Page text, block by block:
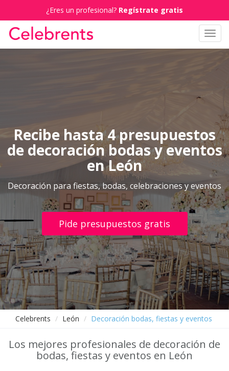
¿Eres un profesional? Regístrate gratis
Recibe hasta 4 presupuestos
de decoración bodas y eventos
en León
Decoración para fiestas, bodas, celebraciones y eventos
Pide presupuestos gratis
Celebrents León Decoración bodas, fiestas y eventos
Los mejores profesionales de decoración de
bodas, fiestas y eventos en León